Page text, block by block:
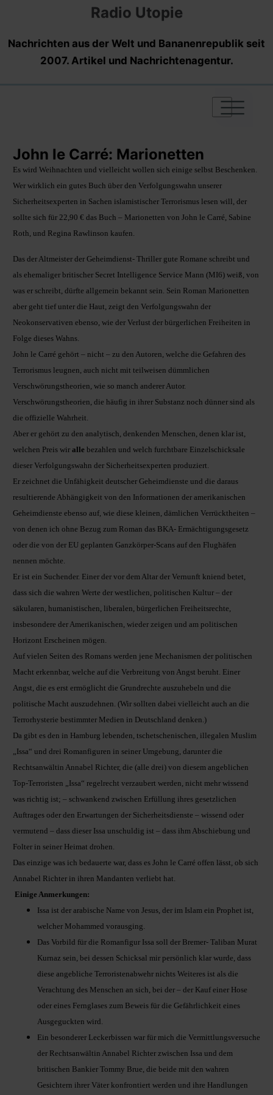
Radio Utopie
Nachrichten aus der Welt und Bananenrepublik seit
2007. Artikel und Nachrichtenagentur.
|
|
|
John le Carré: Marionetten
Es wird Weihnachten und vielleicht wollen sich einige selbst Beschenken.
Wer wirklich ein gutes Buch über den Verfolgungswahn unserer
Sicherheitsexperten in Sachen islamistischer Terrorismus lesen will, der
sollte sich für 22,90 € das Buch – Marionetten von John le Carré, Sabine
Roth, und Regina Rawlinson kaufen.
Das der Altmeister der Geheimdienst- Thriller gute Romane schreibt und
als ehemaliger britischer Secret Intelligence Service Mann (MI6) weiß, von
was er schreibt, dürfte allgemein bekannt sein. Sein Roman Marionetten
aber geht tief unter die Haut, zeigt den Verfolgungswahn der
Neokonservativen ebenso, wie der Verlust der bürgerlichen Freiheiten in
Folge dieses Wahns.
John le Carré gehört – nicht – zu den Autoren, welche die Gefahren des
Terrorismus leugnen, auch nicht mit teilweisen dümmlichen
Verschwörungstheorien, wie so manch anderer Autor.
Verschwörungstheorien, die häufig in ihrer Substanz noch dünner sind als
die offizielle Wahrheit.
Aber er gehört zu den analytisch, denkenden Menschen, denen klar ist,
welchen Preis wir alle bezahlen und welch furchtbare Einzelschicksale
dieser Verfolgungswahn der Sicherheitsexperten produziert.
Er zeichnet die Unfähigkeit deutscher Geheimdienste und die daraus
resultierende Abhängigkeit von den Informationen der amerikanischen
Geheimdienste ebenso auf, wie diese kleinen, dämlichen Verrücktheiten –
von denen ich ohne Bezug zum Roman das BKA- Ermächtigungsgesetz
oder die von der EU geplanten Ganzkörper-Scans auf den Flughäfen
nennen möchte.
Er ist ein Suchender. Einer der vor dem Altar der Vernunft kniend betet,
dass sich die wahren Werte der westlichen, politischen Kultur – der
säkularen, humanistischen, liberalen, bürgerlichen Freiheitsrechte,
insbesondere der Amerikanischen, wieder zeigen und am politischen
Horizont Erscheinen mögen.
Auf vielen Seiten des Romans werden jene Mechanismen der politischen
Macht erkennbar, welche auf die Verbreitung von Angst beruht. Einer
Angst, die es erst ermöglicht die Grundrechte auszuhebeln und die
politische Macht auszudehnen. (Wir sollten dabei vielleicht auch an die
Terrorhysterie bestimmter Medien in Deutschland denken.)
Da gibt es den in Hamburg lebenden, tschetschenischen, illegalen Muslim
„Issa“ und drei Romanfiguren in seiner Umgebung, darunter die
Rechtsanwältin Annabel Richter, die (alle drei) von diesem angeblichen
Top-Terroristen „Issa“ regelrecht verzaubert werden, nicht mehr wissend
was richtig ist; – schwankend zwischen Erfüllung ihres gesetzlichen
Auftrages oder den Erwartungen der Sicherheitsdienste – wissend oder
vermutend – dass dieser Issa unschuldig ist – dass ihm Abschiebung und
Folter in seiner Heimat drohen.
Das einzige was ich bedauerte war, dass es John le Carré offen lässt, ob sich
Annabel Richter in ihren Mandanten verliebt hat.
Einige Anmerkungen:
Issa ist der arabische Name von Jesus, der im Islam ein Prophet ist,
welcher Mohammed vorausging.
Das Vorbild für die Romanfigur Issa soll der Bremer- Taliban Murat
Kurnaz sein, bei dessen Schicksal mir persönlich klar wurde, dass
diese angebliche Terroristenabwehr nichts Weiteres ist als die
Verachtung des Menschen an sich, bei der – der Kauf einer Hose
oder eines Fernglases zum Beweis für die Gefährlichkeit eines
Ausgeguckten wird.
Ein besonderer Leckerbissen war für mich die Vermittlungsversuche
der Rechtsanwältin Annabel Richter zwischen Issa und dem
britischen Bankier Tommy Brue, die beide mit den wahren
Gesichtern ihrer Väter konfrontiert werden und ihre Handlungen